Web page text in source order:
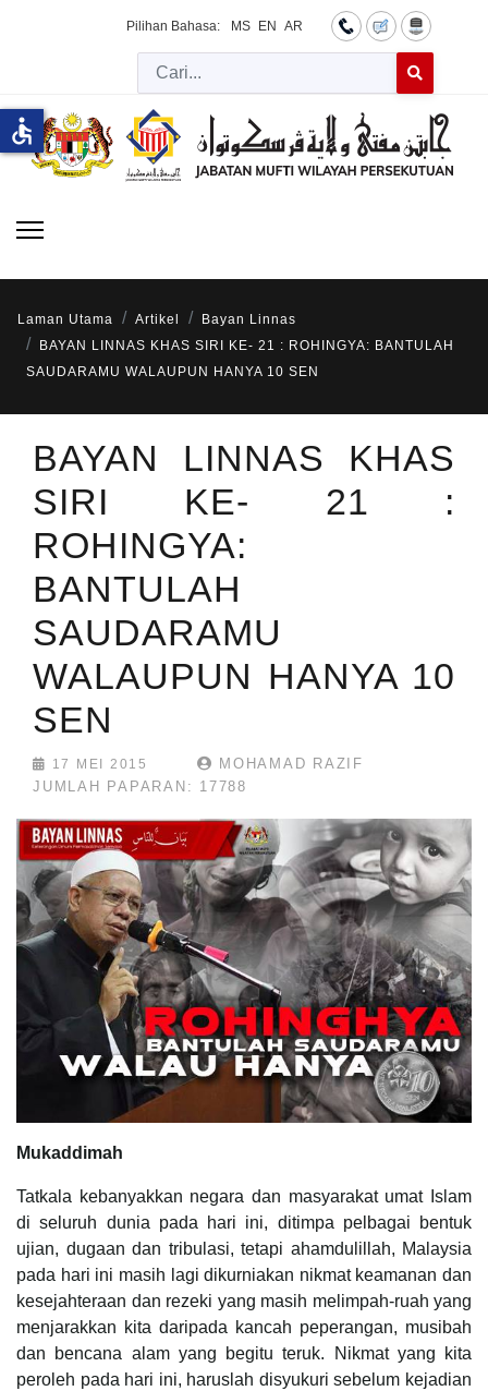
Pilihan Bahasa: MS EN AR
Cari
Laman Utama Artikel
Bayan Linnas
BAYAN LINNAS KHAS SIRI KE- 21 : ROHINGYA: BANTULAH
SAUDARAMU WALAUPUN HANYA 10 SEN
BAYAN LINNAS KHAS
SIRI KE- 21 :
ROHINGYA:
BANTULAH
SAUDARAMU
WALAUPUN HANYA 10
SEN
17 MEI 2015
MOHAMAD RAZIF
JUMLAH PAPARAN: 17788
Mukaddimah
Tatkala kebanyakkan negara dan masyarakat umat Islam
di seluruh dunia pada hari ini, ditimpa pelbagai bentuk
ujian, dugaan dan tribulasi, tetapi ahamdulillah, Malaysia
pada hari ini masih lagi dikurniakan nikmat keamanan dan
kesejahteraan dan rezeki yang masih melimpah-ruah yang
menjarakkan kita daripada kancah peperangan, musibah
dan bencana alam yang begitu teruk. Nikmat yang kita
peroleh pada hari ini, haruslah disyukuri sebelum kejadian
accessible